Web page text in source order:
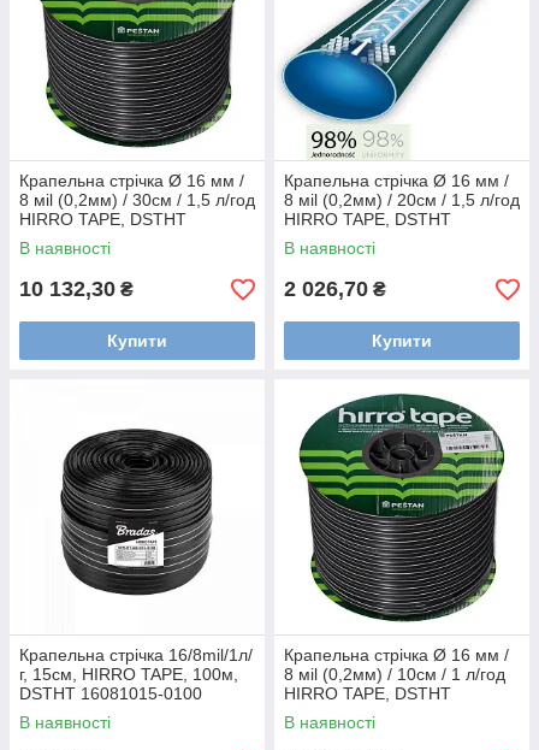
Крапельна стрічка Ø 16 мм /
8 мil (0,2мм) / 30см / 1,5 л/год
HIRRO TAPE, DSTHT
16081530-2500
В наявності
10 132,30 ₴
Купити
Крапельна стрічка Ø 16 мм /
8 мil (0,2мм) / 20см / 1,5 л/год
HIRRO TAPE, DSTHT
16081520-0500
В наявності
2 026,70 ₴
Купити
Крапельна стрічка 16/8mil/1л/
г, 15см, HIRRO TAPE, 100м,
DSTHT 16081015-0100
В наявності
Крапельна стрічка Ø 16 мм /
8 мil (0,2мм) / 10см / 1 л/год
HIRRO TAPE, DSTHT
16081010-2500
В наявності